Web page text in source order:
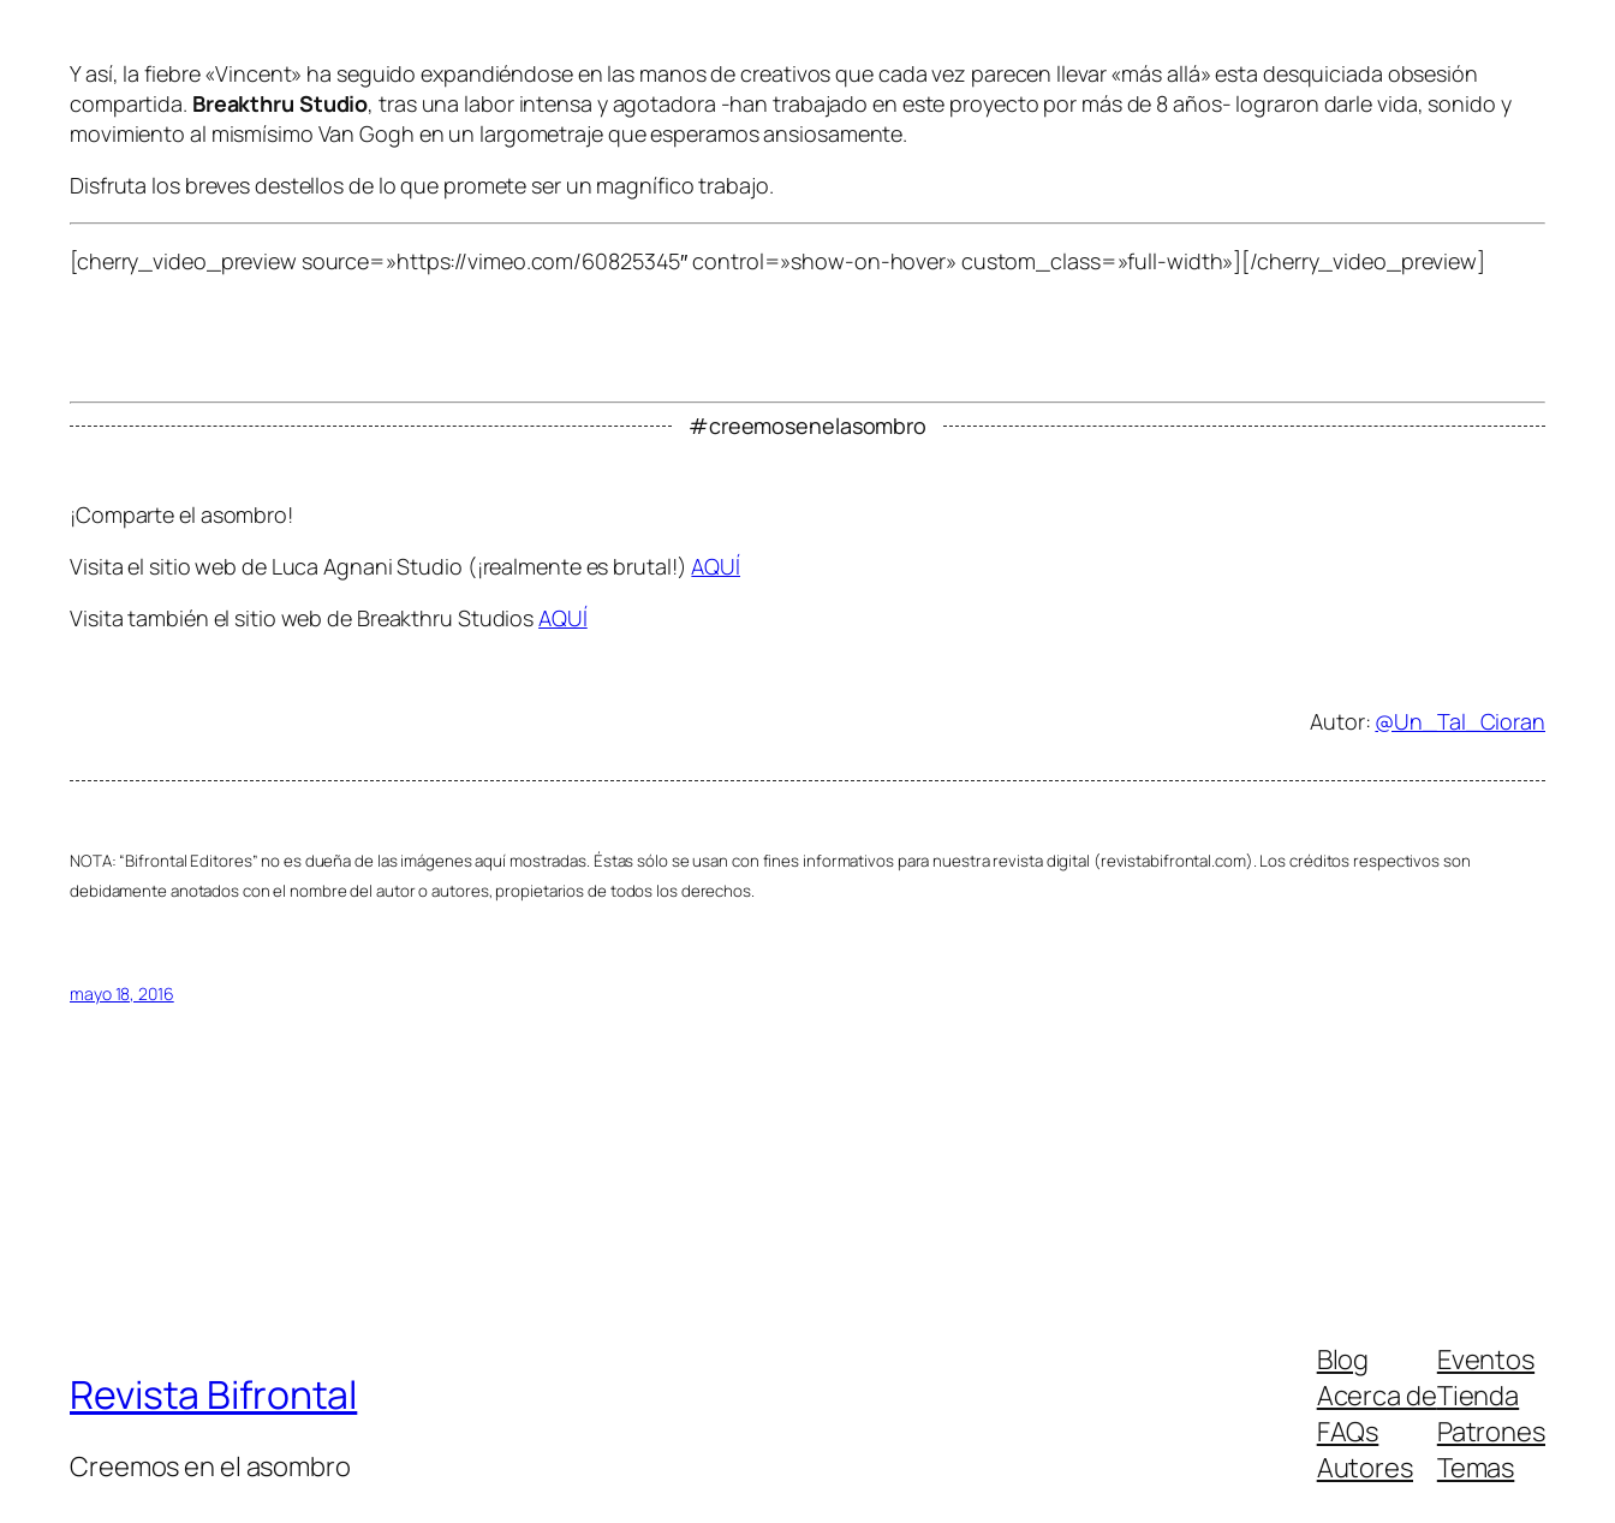
Y así, la fiebre «Vincent» ha seguido expandiéndose en las manos de creativos que cada vez parecen llevar «más allá» esta desquiciada obsesión
compartida. Breakthru Studio, tras una labor intensa y agotadora -han trabajado en este proyecto por más de 8 años- lograron darle vida, sonido y
movimiento al mismísimo Van Gogh en un largometraje que esperamos ansiosamente.
Disfruta los breves destellos de lo que promete ser un magnífico trabajo.
[cherry_video_preview source=»https://vimeo.com/60825345″ control=»show-on-hover» custom_class=»full-width»][/cherry_video_preview]
#creemosenelasombro
¡Comparte el asombro!
Visita el sitio web de Luca Agnani Studio (¡realmente es brutal!)AQUÍ
Visita también el sitio web de Breakthru StudiosAQUÍ
Autor: @Un_Tal_Cioran
NOTA: “Bifrontal Editores” no es dueña de las imágenes aquí mostradas. Éstas sólo se usan con fines informativos para nuestra revista digital (revistabifrontal.com). Los créditos respectivos son
debidamente anotados con el nombre del autor o autores, propietarios de todos los derechos.
mayo 18, 2016
Revista Bifrontal
Creemos en el asombro
Blog
Acerca de
FAQs
Autores
Eventos
Tienda
Patrones
Temas